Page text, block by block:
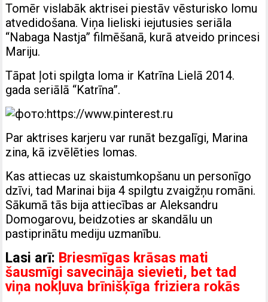
Tomēr vislabāk aktrisei piestāv vēsturisko lomu
atvedidošana. Viņa lieliski iejutusies seriāla
“Nabaga Nastja” filmēšanā, kurā atveido princesi
Mariju.
Tāpat ļoti spilgta loma ir Katrīna Lielā 2014.
gada seriālā “Katrīna”.
Par aktrises karjeru var runāt bezgalīgi, Marina
zina, kā izvēlēties lomas.
Kas attiecas uz skaistumkopšanu un personīgo
dzīvi, tad Marinai bija 4 spilgtu zvaigžņu romāni.
Sākumā tās bija attiecības ar Aleksandru
Domogarovu, beidzoties ar skandālu un
pastiprinātu mediju uzmanību.
Lasi arī: Briesmīgas krāsas mati
šausmīgi savecināja sievieti, bet tad
viņa nokļuva brīnišķīga friziera rokās